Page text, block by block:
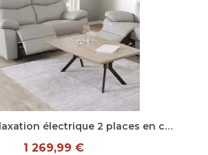
Aperçu rapide Canapé de relaxation électrique 2 places en cuir gris Janel
1 269,99 €